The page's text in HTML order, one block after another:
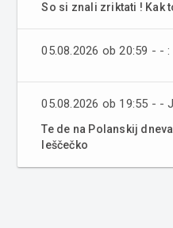
So si znali zriktati ! Kak
05.08.2026 ob 20:59 - - :
05.08.2026 ob 19:55 - -
Te de na Polanskij
leščečko